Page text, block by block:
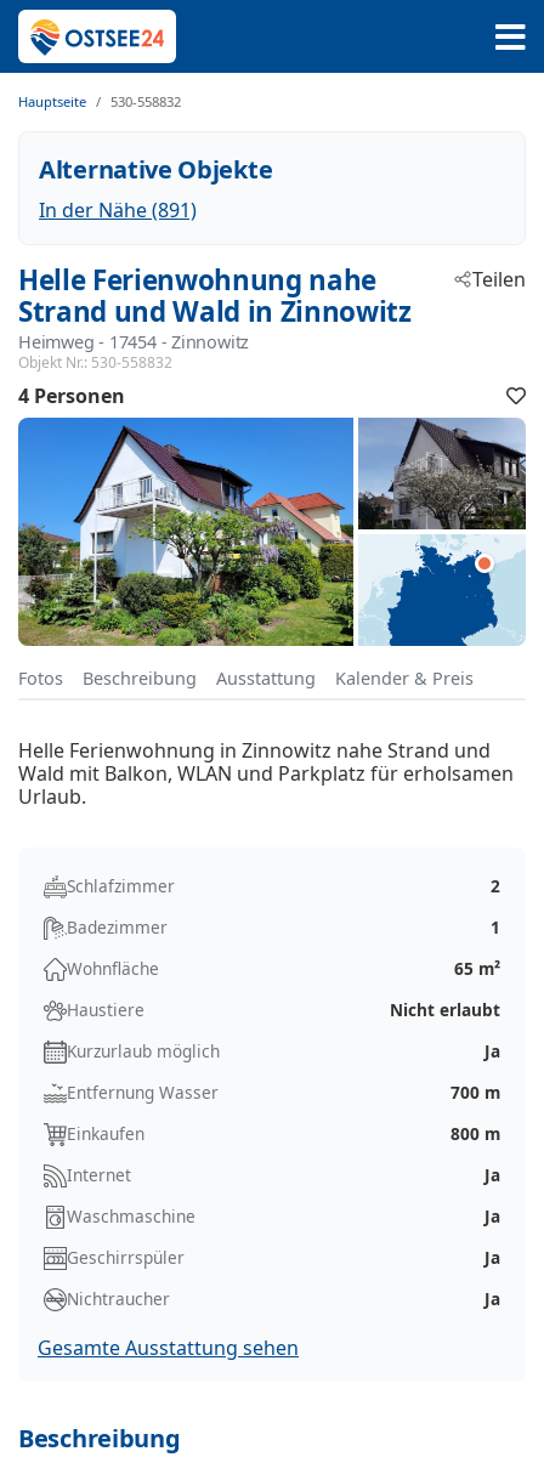
Hauptseite 530-558832
Alternative Objekte
In der Nähe (891)
Helle Ferienwohnung nahe
Strand und Wald in Zinnowitz
Heimweg - 17454 - Zinnowitz
Objekt Nr.: 530-558832
Teilen
4 Personen
Fotos Beschreibung Ausstattung Kalender & Preis
Helle Ferienwohnung in Zinnowitz nahe Strand und
Wald mit Balkon, WLAN und Parkplatz für erholsamen
Urlaub.
Schlafzimmer
2
Badezimmer
1
Wohnfläche
65 m²
Haustiere
Nicht erlaubt
Kurzurlaub möglich
Ja
Entfernung Wasser
700 m
Einkaufen
800 m
Internet
Ja
Waschmaschine
Ja
Geschirrspüler
Ja
Nichtraucher
Ja
Gesamte Ausstattung sehen
Beschreibung